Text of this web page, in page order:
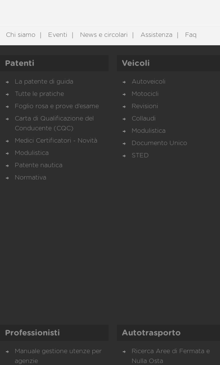
Chi siamo Eventi News e circolari Assistenza Faq
Patenti
La patente di guida
Tutte le pratiche
Foglio rosa e prove d’esame
Carta di Qualificazione del
Conducente (CQC)
Medici Certificatori - Novità
Modulistica
Patente nautica
Normativa
Veicoli
Autoveicoli
Motocicli
Revisioni
Collaudi
Modulistica
Documento Unico
STED
Professionisti
Manuale gestione utenze per
agenzie
Autotrasporto
Ricerca Aree di Fermata e
Nulla Osta